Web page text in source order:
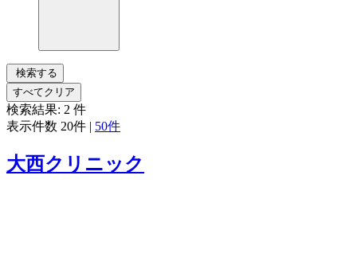
検索する
すべてクリア
検索結果: 2 件
表示件数 20件 | 50件
大西クリニック